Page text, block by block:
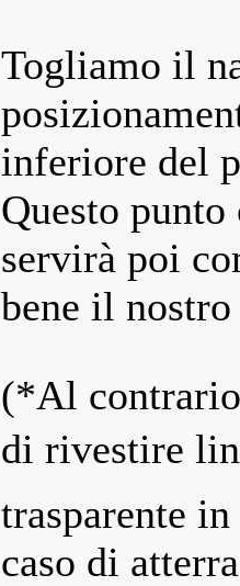
Togliamo il
inferiore del
Questo punto
servirà poi
bene il
(*Al
di rivestire
trasparente
caso di